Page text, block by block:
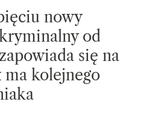
nowy
od
się na
kolejnego